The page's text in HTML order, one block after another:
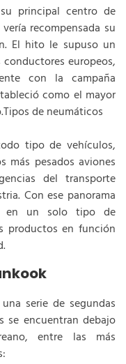
principal centro de
recompensada su
El hito le supuso un
europeos,
con la campaña
como el mayor
de neumáticos
tipo de vehículos,
más pesados aviones
del transporte
Con ese panorama
en un solo tipo de
productos en función
serie de segundas
se encuentran debajo
entre las más